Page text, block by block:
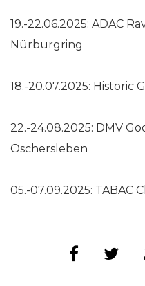
19.-22.06.2025: ADAC
Nürburgring
18.-20.07.2025: Historic
22.-24.08.2025: DMV
Oschersleben
05.-07.09.2025: TABAC